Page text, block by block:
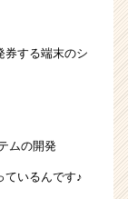
券する端末のシ
ムの開発
ているんです♪